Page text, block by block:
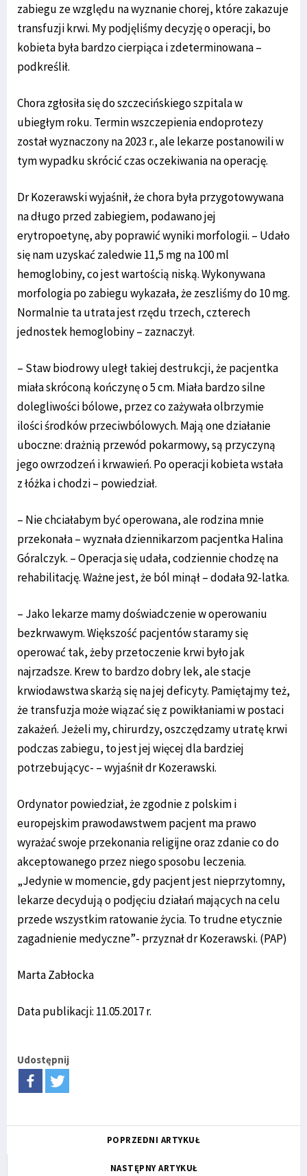
zabiegu ze względu na wyznanie chorej, które zakazuje
transfuzji krwi. My podjęliśmy decyzję o operacji, bo
kobieta była bardzo cierpiąca i zdeterminowana –
podkreślił.
Chora zgłosiła się do szczecińskiego szpitala w
ubiegłym roku. Termin wszczepienia endoprotezy
został wyznaczony na 2023 r., ale lekarze postanowili w
tym wypadku skrócić czas oczekiwania na operację.
Dr Kozerawski wyjaśnił, że chora była przygotowywana
na długo przed zabiegiem, podawano jej
erytropoetynę, aby poprawić wyniki morfologii. – Udało
się nam uzyskać zaledwie 11,5 mg na 100 ml
hemoglobiny, co jest wartością niską. Wykonywana
morfologia po zabiegu wykazała, że zeszliśmy do 10 mg.
Normalnie ta utrata jest rzędu trzech, czterech
jednostek hemoglobiny – zaznaczył.
– Staw biodrowy uległ takiej destrukcji, że pacjentka
miała skróconą kończynę o 5 cm. Miała bardzo silne
dolegliwości bólowe, przez co zażywała olbrzymie
ilości środków przeciwbólowych. Mają one działanie
uboczne: drażnią przewód pokarmowy, są przyczyną
jego owrzodzeń i krwawień. Po operacji kobieta wstała
z łóżka i chodzi – powiedział.
– Nie chciałabym być operowana, ale rodzina mnie
przekonała – wyznała dziennikarzom pacjentka Halina
Góralczyk. – Operacja się udała, codziennie chodzę na
rehabilitację. Ważne jest, że ból minął – dodała 92-latka.
– Jako lekarze mamy doświadczenie w operowaniu
bezkrwawym. Większość pacjentów staramy się
operować tak, żeby przetoczenie krwi było jak
najrzadsze. Krew to bardzo dobry lek, ale stacje
krwiodawstwa skarżą się na jej deficyty. Pamiętajmy też,
że transfuzja może wiązać się z powikłaniami w postaci
zakażeń. Jeżeli my, chirurdzy, oszczędzamy utratę krwi
podczas zabiegu, to jest jej więcej dla bardziej
potrzebującyc- – wyjaśnił dr Kozerawski.
Ordynator powiedział, że zgodnie z polskim i
europejskim prawodawstwem pacjent ma prawo
wyrażać swoje przekonania religijne oraz zdanie co do
akceptowanego przez niego sposobu leczenia.
„Jedynie w momencie, gdy pacjent jest nieprzytomny,
lekarze decydują o podjęciu działań mających na celu
przede wszystkim ratowanie życia. To trudne etycznie
zagadnienie medyczne”- przyznał dr Kozerawski. (PAP)
Marta Zabłocka
Data publikacji: 11.05.2017 r.
Udostępnij
POPRZEDNI ARTYKUŁ
NASTĘPNY ARTYKUŁ